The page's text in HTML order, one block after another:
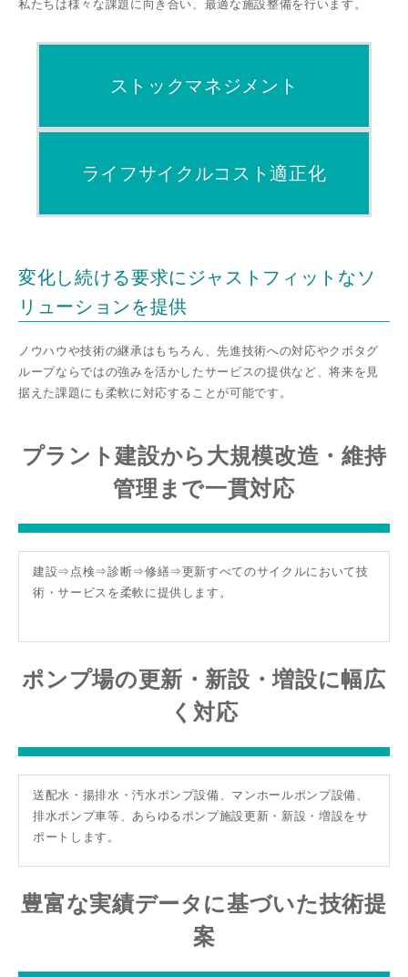
私たちは様々な課題に向き合い、最適な施設整備を⾏います。
ストックマネジメント
ライフサイクルコスト適正化
変化し続ける要求にジャストフィットなソ
リューションを提供
ノウハウや技術の継承はもちろん、先進技術への対応やクボタグ
ループならではの強みを活かしたサービスの提供など、将来を見
据えた課題にも柔軟に対応することが可能です。
プラント建設から大規模改造・維持
管理まで一貫対応
建設⇒点検⇒診断⇒修繕⇒更新すべてのサイクルにおいて技
術・サービスを柔軟に提供します。
ポンプ場の更新・新設・増設に幅広
く対応
送配水・揚排水・汚水ポンプ設備、マンホールポンプ設備、
排水ポンプ車等、あらゆるポンプ施設更新・新設・増設をサ
ポートします。
豊富な実績データに基づいた技術提
案